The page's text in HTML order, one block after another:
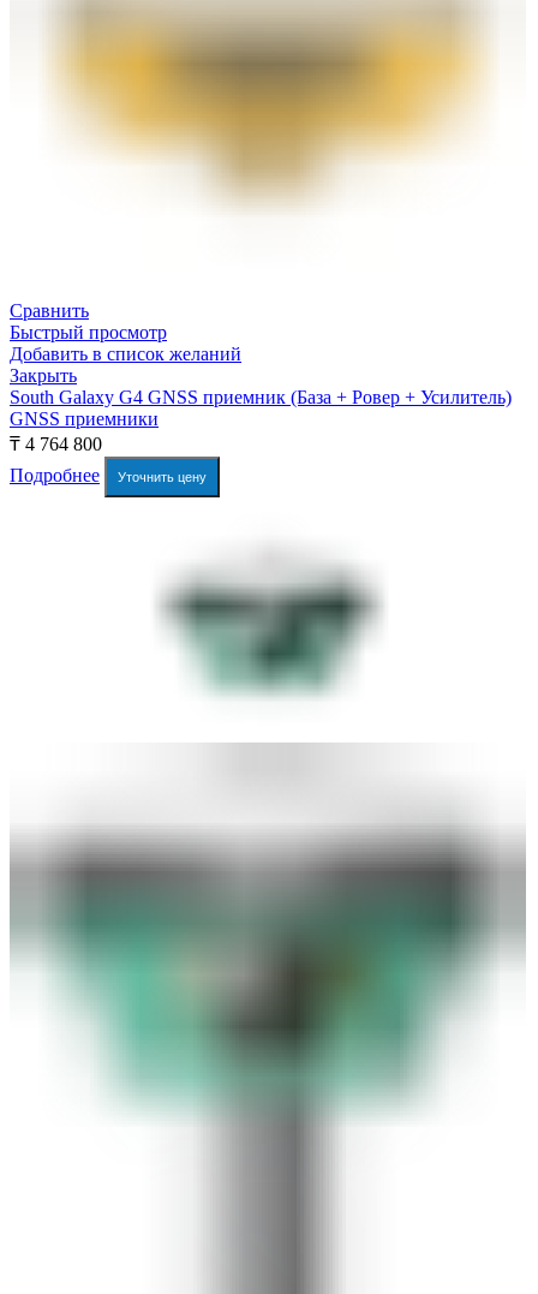
Сравнить
Быстрый просмотр
Добавить в список желаний
Закрыть
South Galaxy G4 GNSS приемник (База + Ровер + Усилитель)
GNSS приемники
₸ 4 764 800
Подробнее
Уточнить цену